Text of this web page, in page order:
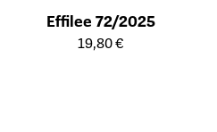
Effilee 72/2025
Öffnet die Detailseite des Produkts
19,80 €